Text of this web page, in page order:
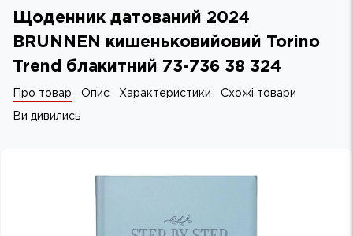
Щоденник датований 2024
BRUNNEN кишеньковийовий Torino
Trend блакитний 73-736 38 324
Про товар Опис Характеристики Схожі товари
Ви дивились